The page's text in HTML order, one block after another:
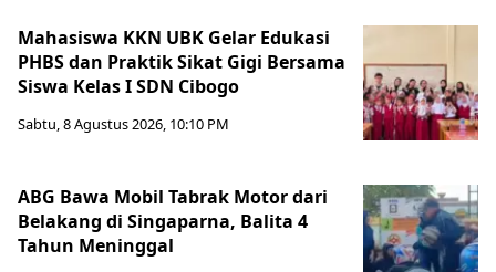
Mahasiswa KKN UBK Gelar Edukasi
PHBS dan Praktik Sikat Gigi Bersama
Siswa Kelas I SDN Cibogo
Sabtu, 8 Agustus 2026, 10:10 PM
ABG Bawa Mobil Tabrak Motor dari
Belakang di Singaparna, Balita 4
Tahun Meninggal